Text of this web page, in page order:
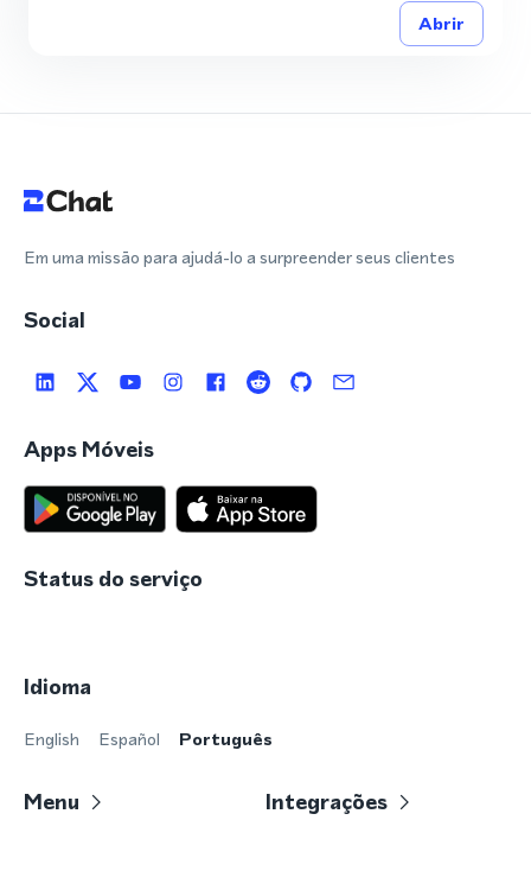
Abrir
Em uma missão para ajudá-lo a surpreender seus clientes
Social
Apps Móveis
Status do serviço
Idioma
English Español Português
Menu Integrações